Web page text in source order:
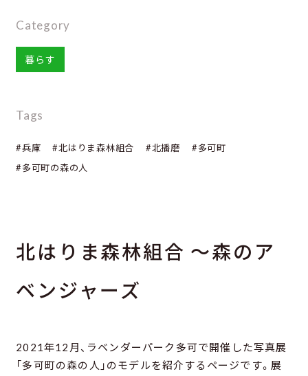
Category
暮らす
Tags
#兵庫 #北はりま森林組合 #北播磨
#多可町
#多可町の森の人
北はりま森林組合 ～森のア
ベンジャーズ
2021年12月、ラベンダーパーク多可で開催した写真展
「多可町の森の人」のモデルを紹介するページです。展